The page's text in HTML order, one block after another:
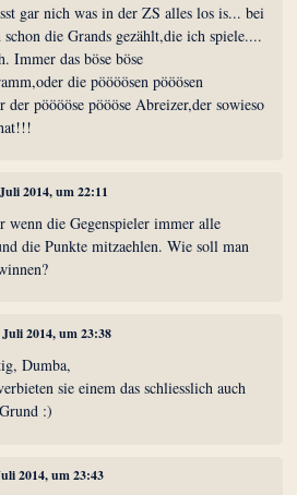
gar nich was in der ZS alles los is... bei
die Grands gezählt,die ich spiele....
Immer das böse böse
die pöööösen pööösen
der pööööse pöööse Abreizer,der sowieso
2014, um 22:11
wenn die Gegenspieler immer alle
die Punkte mitzaehlen. Wie soll man
Juli 2014, um 23:38
Dumba,
sie einem das schliesslich auch
:)
2014, um 23:43